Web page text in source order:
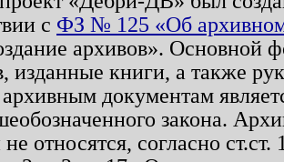
с ФЗ № 125 «Об
архивов». Основной
изданные книги, а также
документам
закона.
относятся, согласно